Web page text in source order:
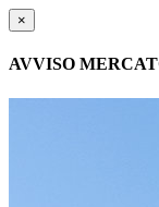
×
AVVISO